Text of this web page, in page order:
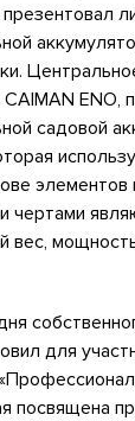
ENO,
садовой
элементов
чертами
вес,
для
посвящена